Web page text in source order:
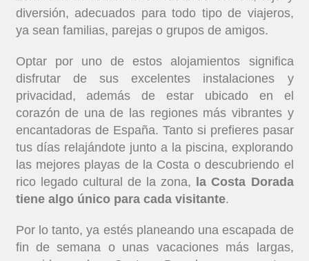
diversión, adecuados para todo tipo de viajeros,
ya sean familias, parejas o grupos de amigos.
Optar por uno de estos alojamientos significa
disfrutar de sus excelentes instalaciones y
privacidad, además de estar ubicado en el
corazón de una de las regiones más vibrantes y
encantadoras de España. Tanto si prefieres pasar
tus días relajándote junto a la piscina, explorando
las mejores playas de la Costa o descubriendo el
rico legado cultural de la zona, la Costa Dorada
tiene algo único para cada visitante.
Por lo tanto, ya estés planeando una escapada de
fin de semana o unas vacaciones más largas,